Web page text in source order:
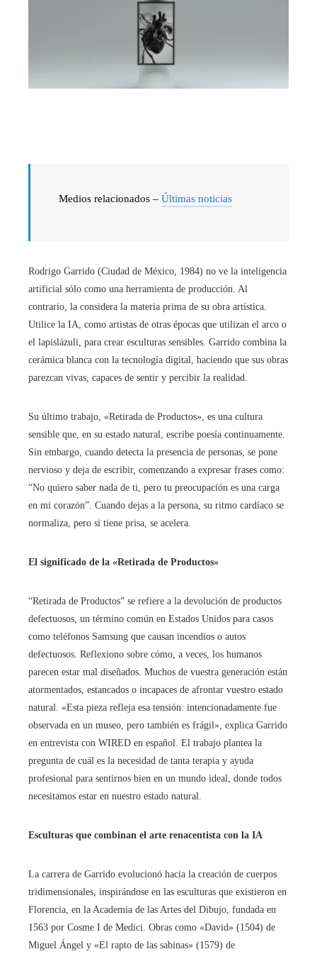
Medios relacionados – Últimas noticias
Rodrigo Garrido (Ciudad de México, 1984) no ve la inteligencia
artificial sólo como una herramienta de producción. Al
contrario, la considera la materia prima de su obra artística.
Utilice la IA, como artistas de otras épocas que utilizan el arco o
el lapislázuli, para crear esculturas sensibles. Garrido combina la
cerámica blanca con la tecnología digital, haciendo que sus obras
parezcan vivas, capaces de sentir y percibir la realidad.
Su último trabajo, «Retirada de Productos», es una cultura
sensible que, en su estado natural, escribe poesía continuamente.
Sin embargo, cuando detecta la presencia de personas, se pone
nervioso y deja de escribir, comenzando a expresar frases como:
“No quiero saber nada de ti, pero tu preocupación es una carga
en mi corazón”. Cuando dejas a la persona, su ritmo cardíaco se
normaliza, pero si tiene prisa, se acelera.
El significado de la «Retirada de Productos»
“Retirada de Productos” se refiere a la devolución de productos
defectuosos, un término común en Estados Unidos para casos
como teléfonos Samsung que causan incendios o autos
defectuosos. Reflexiono sobre cómo, a veces, los humanos
parecen estar mal diseñados. Muchos de vuestra generación están
atormentados, estancados o incapaces de afrontar vuestro estado
natural. «Esta pieza refleja esa tensión: intencionadamente fue
observada en un museo, pero también es frágil», explica Garrido
en entrevista con WIRED en español. El trabajo plantea la
pregunta de cuál es la necesidad de tanta terapia y ayuda
profesional para sentirnos bien en un mundo ideal, donde todos
necesitamos estar en nuestro estado natural.
Esculturas que combinan el arte renacentista con la IA
La carrera de Garrido evolucionó hacia la creación de cuerpos
tridimensionales, inspirándose en las esculturas que existieron en
Florencia, en la Academia de las Artes del Dibujo, fundada en
1563 por Cosme I de Medici. Obras como «David» (1504) de
Miguel Ángel y «El rapto de las sabinas» (1579) de